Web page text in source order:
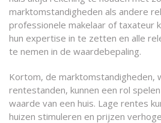
marktomstandigheden als andere
professionele makelaar of taxateur
hun expertise in te zetten en alle
te nemen in de waardebepaling.
Kortom, de marktomstandigheden,
rentestanden, kunnen een rol
waarde van een huis. Lage rentes
huizen stimuleren en prijzen